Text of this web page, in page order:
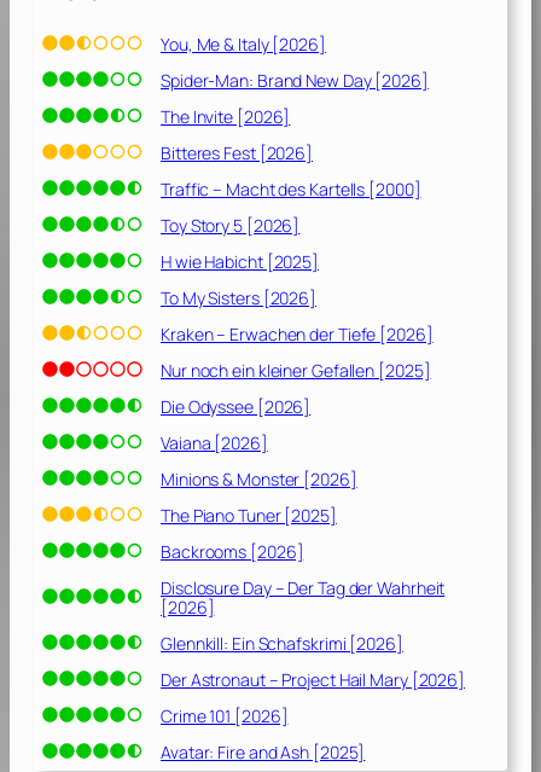
3
]
g
n
i
s
v
l
l
e
R
e
i
s
e
[
1
9
4
3
]
You, Me & Italy [2026]
Spider-Man: Brand New Day [2026]
The Invite [2026]
Bitteres Fest [2026]
Traffic – Macht des Kartells [2000]
Toy Story 5 [2026]
H wie Habicht [2025]
To My Sisters [2026]
Kraken – Erwachen der Tiefe [2026]
Nur noch ein kleiner Gefallen [2025]
Die Odyssee [2026]
Vaiana [2026]
Minions & Monster [2026]
The Piano Tuner [2025]
Backrooms [2026]
Disclosure Day – Der Tag der Wahrheit
[2026]
Glennkill: Ein Schafskrimi [2026]
Der Astronaut – Project Hail Mary [2026]
Crime 101 [2026]
Avatar: Fire and Ash [2025]